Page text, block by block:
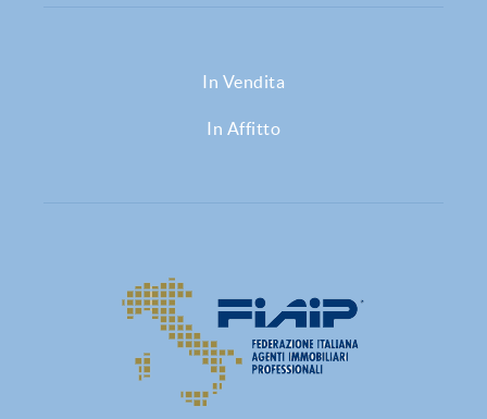
In Vendita
In Affitto